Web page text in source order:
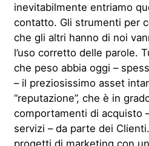
inevitabilmente entriamo
contatto. Gli strumenti per
che gli altri hanno di noi
l’uso corretto delle parole.
che peso abbia oggi –
– il preziosissimo asset
“reputazione”, che è in
comportamenti di acquisto
servizi – da parte dei
progetti di marketing con